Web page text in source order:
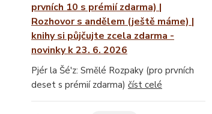
prvních 10 s prémií zdarma) |
Rozhovor s andělem (ještě máme) |
knihy si půjčujte zcela zdarma -
novinky k 23. 6. 2026
Pjér la Šé'z: Smělé Rozpaky (pro prvních
deset s prémií zdarma) číst celé